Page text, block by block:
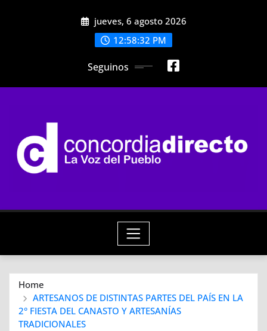
jueves, 6 agosto 2026
12:58:34 PM
Seguinos
Home
ARTESANOS DE DISTINTAS PARTES DEL PAÍS EN LA
2° FIESTA DEL CANASTO Y ARTESANÍAS
TRADICIONALES